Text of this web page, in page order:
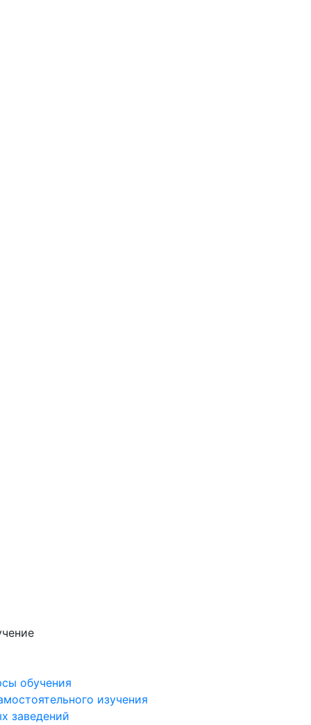
обучения
изучения
заведений